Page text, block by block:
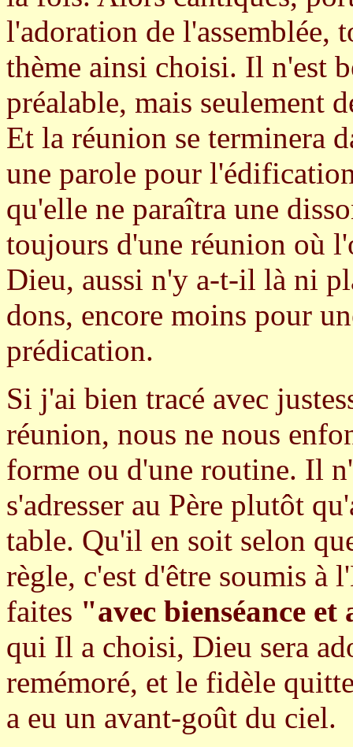
l'adoration de l'assemblée,
thème ainsi choisi. Il n'est
préalable, mais seulement
Et la réunion se terminera
une parole pour
qu'elle ne paraîtra une
toujours d'une réunion où
Dieu, aussi n'y a-t-il là ni
dons, encore moins pour
prédication.
Si j'ai bien tracé avec
réunion, nous ne nous
forme ou d'une routine. Il
s'adresser au Père plutôt
table. Qu'il en soit selon
règle, c'est d'être soumis à
faites "avec bienséance
qui Il a choisi, Dieu sera
remémoré, et le fidèle
a eu un avant-goût du ciel.